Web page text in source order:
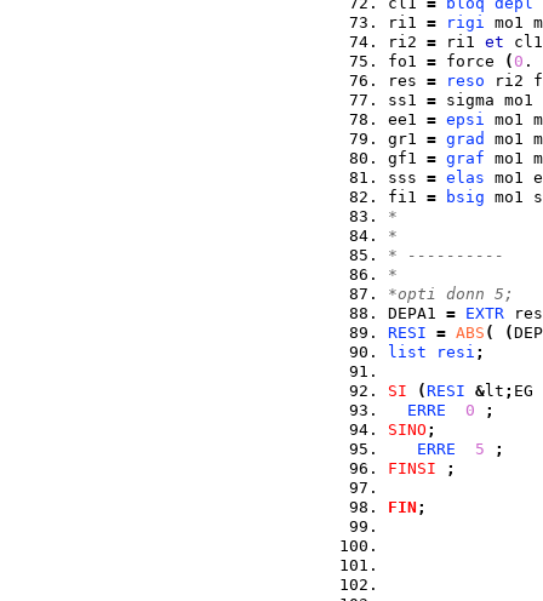
ri1 = rigi mo1
ri2 = ri1 et cl1
fo1 = force ( 0 .
res = reso ri2
ss1 = sigma
ee1 = epsi mo1
gr1 = grad
mo1
gf1 = graf mo1
sss = elas mo1
fi1 = bsig mo1
*
*
* ----------
*
*opti donn 5;
DEPA1 = EXTR
RESI = ABS ( (
list
resi ;
SI (RESI &lt ; EG
ERRE
0
;
SINO ;
ERRE
5
;
FINSI
;
FIN ;